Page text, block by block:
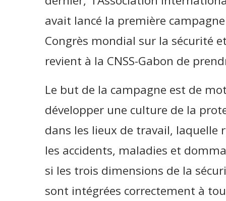
avait lancé la première
Congrès mondial sur la sécurité
revient à la CNSS-Gabon de
Le but de la campagne est de
développer une culture de la
dans les lieux de travail, laquelle
les accidents, maladies et
si les trois dimensions de la
sont intégrées correctement à